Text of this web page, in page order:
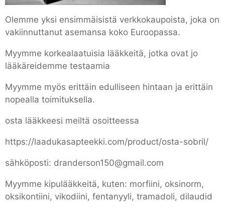
Olemme yksi ensimmäisistä verkkokaupoista, joka on
vakiinnuttanut asemansa koko Euroopassa.
Myymme korkealaatuisia lääkkeitä, jotka ovat jo
lääkäreidemme testaamia
Myymme myös erittäin edulliseen hintaan ja erittäin
nopealla toimituksella.
osta lääkkeesi meiltä osoitteessa
https://laadukasapteekki.com/product/osta-sobril/
sähköposti: dranderson150@gmail.com
Myymme kipulääkkeitä, kuten: morfiini, oksinorm,
oksikontiini, vikodiini, fentanyyli, tramadoli, dilaudid